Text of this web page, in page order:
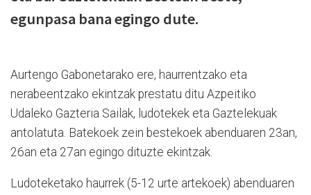
egunpasa bana egingo dute.
Aurtengo Gabonetarako ere, haurrentzako eta
nerabeentzako ekintzak prestatu ditu Azpeitiko
Udaleko Gazteria Sailak, ludotekek eta Gaztelekuak
antolatuta. Batekoek zein bestekoek abenduaren 23an,
26an eta 27an egingo dituzte ekintzak.
Ludoteketako haurrek (5-12 urte artekoek) abenduaren